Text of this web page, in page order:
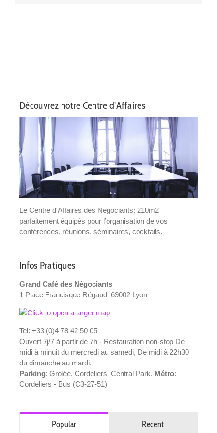
Découvrez notre Centre d’Affaires
Le Centre d'Affaires des Négociants: 210m2
parfaitement équipés pour l’organisation de vos
conférences, réunions, séminaires, cocktails.
Infos Pratiques
Grand Café des Négociants
1 Place Francisque Régaud, 69002 Lyon
Tel: +33 (0)4 78 42 50 05
Ouvert 7j/7 à partir de 7h - Restauration non-stop De
midi à minuit du mercredi au samedi, De midi à 22h30
du dimanche au mardi.
Parking: Grolée, Cordeliers, Central Park. Métro:
Cordeliers - Bus (C3-27-51)
Popular Recent